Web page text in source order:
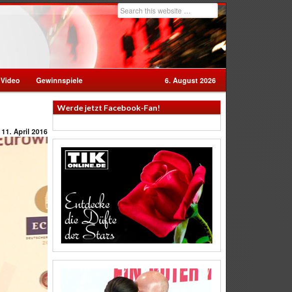
Video Gewinnspiele 6. August 2026
11. April 2016
Werde jetzt Facebook-Fan!